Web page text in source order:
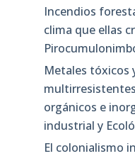
Incendios
clima que ellas
Metales tóxicos
orgánicos e
industrial y
El colonialismo